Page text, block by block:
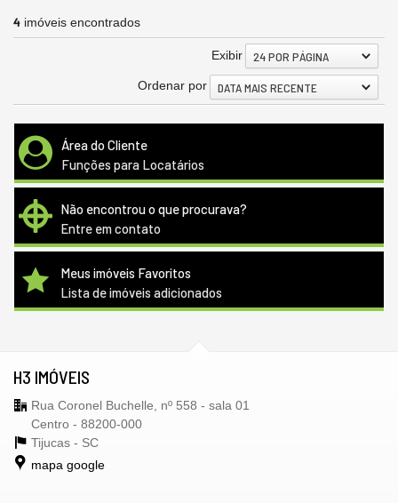
4 imóveis encontrados
Exibir 24 POR PÁGINA
Ordenar por DATA MAIS RECENTE
Área do Cliente
Funções para Locatários
Não encontrou o que procurava?
Entre em contato
Meus imóveis Favoritos
Lista de imóveis adicionados
H3 IMÓVEIS
Rua Coronel Buchelle, nº 558 - sala 01
Centro - 88200-000
Tijucas - SC
mapa google